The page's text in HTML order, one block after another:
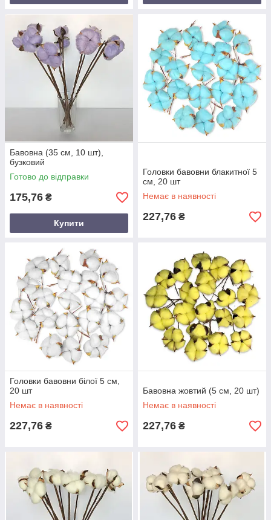
Бавовна (35 см, 10 шт),
бузковий
Готово до відправки
175,76 ₴
Купити
Головки бавовни блакитної 5
см, 20 шт
Немає в наявності
227,76 ₴
Головки бавовни білої 5 см,
20 шт
Немає в наявності
227,76 ₴
Бавовна жовтий (5 см, 20 шт)
Немає в наявності
227,76 ₴